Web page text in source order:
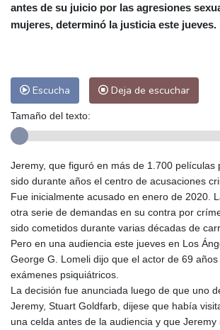
antes de su juicio por las agresiones
mujeres, determinó la justicia este jueves.
Escucha Deja de escuchar
Tamaño del texto:
Jeremy, que figuró en más de 1.700 películas
sido durante años el centro de acusaciones
Fue inicialmente acusado en enero de 2020.
otra serie de demandas en su contra por
sido cometidos durante varias décadas de
Pero en una audiencia este jueves en Los
George G. Lomeli dijo que el actor de 69
exámenes psiquiátricos.
La decisión fue anunciada luego de que uno
Jeremy, Stuart Goldfarb, dijese que había
una celda antes de la audiencia y que